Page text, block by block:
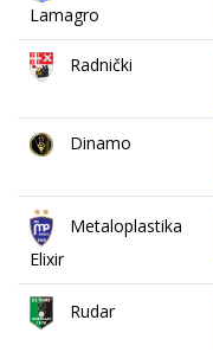
Lamagro
Radnički
Dinamo
Metaloplastika
Elixir
Rudar